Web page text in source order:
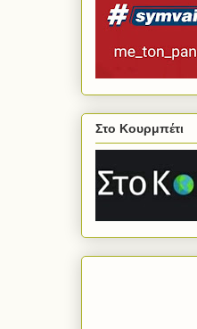
Στο Κουρμπέτι